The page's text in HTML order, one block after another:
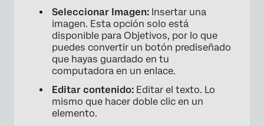
Seleccionar Imagen: Insertar una
imagen. Esta opción solo está
disponible para Objetivos, por lo que
puedes convertir un botón prediseñado
que hayas guardado en tu
computadora en un enlace.
Editar contenido: Editar el texto. Lo
mismo que hacer doble clic en un
elemento.